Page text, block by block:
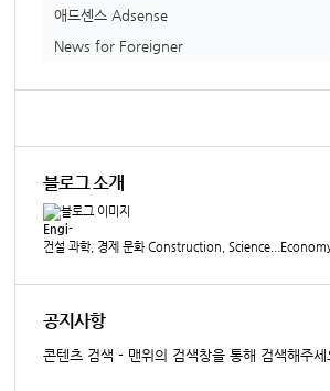
애드센스 Adsense
News for Foreigner
블로그 소개
Engi-
건설 과학, 경제 문화 Construction,
공지사항
콘텐츠 검색 - 맨위의 검색창을 통해 검색해주세